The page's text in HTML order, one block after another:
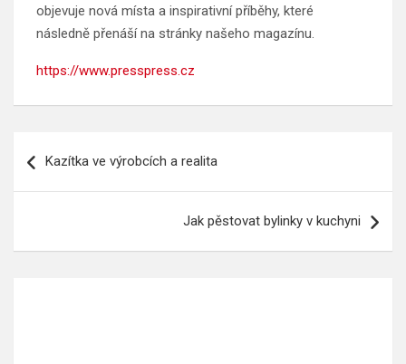
objevuje nová místa a inspirativní příběhy, které
následně přenáší na stránky našeho magazínu.
https://www.presspress.cz
proKazítka ve výrobcích a realita
Jak pěstovat bylinky v kuchyni